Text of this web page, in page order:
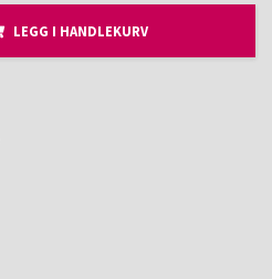
LEGG I HANDLEKURV